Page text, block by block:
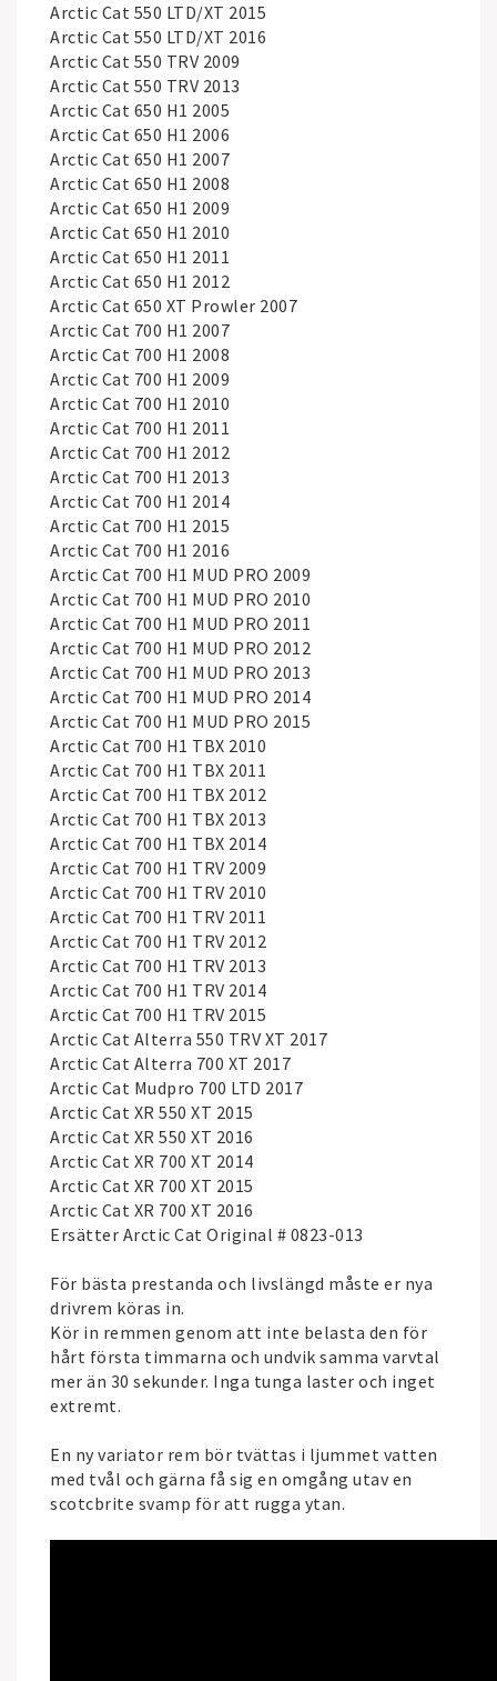
Arctic Cat 550 LTD/XT 2015
Arctic Cat 550 LTD/XT 2016
Arctic Cat 550 TRV 2009
Arctic Cat 550 TRV 2013
Arctic Cat 650 H1 2005
Arctic Cat 650 H1 2006
Arctic Cat 650 H1 2007
Arctic Cat 650 H1 2008
Arctic Cat 650 H1 2009
Arctic Cat 650 H1 2010
Arctic Cat 650 H1 2011
Arctic Cat 650 H1 2012
Arctic Cat 650 XT Prowler 2007
Arctic Cat 700 H1 2007
Arctic Cat 700 H1 2008
Arctic Cat 700 H1 2009
Arctic Cat 700 H1 2010
Arctic Cat 700 H1 2011
Arctic Cat 700 H1 2012
Arctic Cat 700 H1 2013
Arctic Cat 700 H1 2014
Arctic Cat 700 H1 2015
Arctic Cat 700 H1 2016
Arctic Cat 700 H1 MUD PRO 2009
Arctic Cat 700 H1 MUD PRO 2010
Arctic Cat 700 H1 MUD PRO 2011
Arctic Cat 700 H1 MUD PRO 2012
Arctic Cat 700 H1 MUD PRO 2013
Arctic Cat 700 H1 MUD PRO 2014
Arctic Cat 700 H1 MUD PRO 2015
Arctic Cat 700 H1 TBX 2010
Arctic Cat 700 H1 TBX 2011
Arctic Cat 700 H1 TBX 2012
Arctic Cat 700 H1 TBX 2013
Arctic Cat 700 H1 TBX 2014
Arctic Cat 700 H1 TRV 2009
Arctic Cat 700 H1 TRV 2010
Arctic Cat 700 H1 TRV 2011
Arctic Cat 700 H1 TRV 2012
Arctic Cat 700 H1 TRV 2013
Arctic Cat 700 H1 TRV 2014
Arctic Cat 700 H1 TRV 2015
Arctic Cat Alterra 550 TRV XT 2017
Arctic Cat Alterra 700 XT 2017
Arctic Cat Mudpro 700 LTD 2017
Arctic Cat XR 550 XT 2015
Arctic Cat XR 550 XT 2016
Arctic Cat XR 700 XT 2014
Arctic Cat XR 700 XT 2015
Arctic Cat XR 700 XT 2016
Ersätter Arctic Cat Original # 0823-013
För bästa prestanda och livslängd måste er nya
drivrem köras in.
Kör in remmen genom att inte belasta den för
hårt första timmarna och undvik samma varvtal
mer än 30 sekunder. Inga tunga laster och inget
extremt.
En ny variator rem bör tvättas i ljummet vatten
med tvål och gärna få sig en omgång utav en
scotcbrite svamp för att rugga ytan.